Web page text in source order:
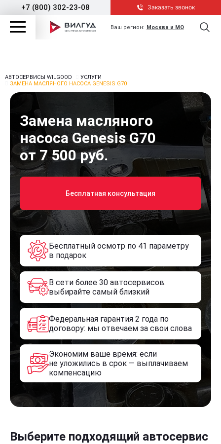
+7 (800) 302-23-08 Заказать звонок
Ваш регион: Москва и МО
АВТОСЕРВИСЫ WILGOOD
УСЛУГИ
ЗАМЕНА МАСЛЯНОГО НАСОСА GENESIS G70
Замена масляного
насоса Genesis G70
от 7 500 руб.
Бесплатная консультация
Бесплатный осмотр по 41 параметру
в подарок
В сети более 30 автосервисов:
выбирайте самый близкий
Федеральная гарантия 2 года по
договору: мы отвечаем за свои слова
Экономим ваше время: если
не уложились в срок — выплачиваем
компенсацию
Выберите подходящий автосервис